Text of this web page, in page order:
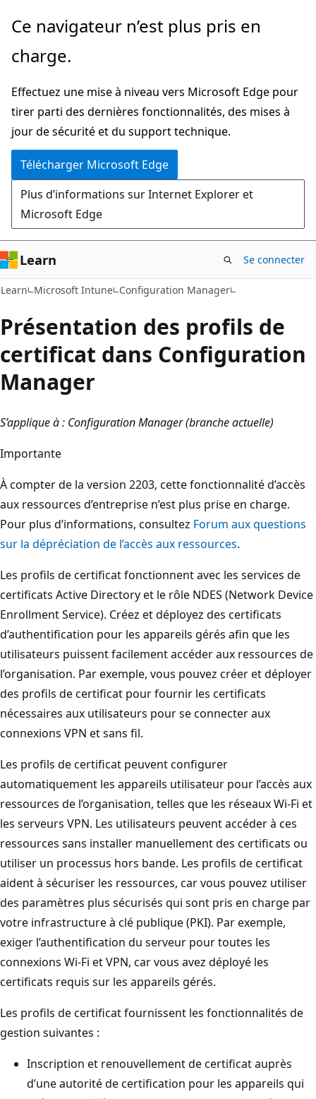
Passer
directement
au
principal
Ce navigateur n’est plus pris en
charge.
Effectuez une mise à niveau vers Microsoft Edge pour
tirer parti des dernières fonctionnalités, des mises à
jour de sécurité et du support technique.
Télécharger Microsoft Edge
Plus d’informations sur Internet Explorer et
Microsoft Edge
Learn Se connecter
Learn Microsoft Intune Configuration Manager
Présentation des profils de
certificat dans Configuration
Manager
S’applique à : Configuration Manager (branche actuelle)
Importante
À compter de la version 2203, cette fonctionnalité d’accès
aux ressources d’entreprise n’est plus prise en charge.
Pour plus d’informations, consultez Forum aux questions
sur la dépréciation de l’accès aux ressources.
Les profils de certificat fonctionnent avec les services de
certificats Active Directory et le rôle NDES (Network Device
Enrollment Service). Créez et déployez des certificats
d’authentification pour les appareils gérés afin que les
utilisateurs puissent facilement accéder aux ressources de
l’organisation. Par exemple, vous pouvez créer et déployer
des profils de certificat pour fournir les certificats
nécessaires aux utilisateurs pour se connecter aux
connexions VPN et sans fil.
Les profils de certificat peuvent configurer
automatiquement les appareils utilisateur pour l’accès aux
ressources de l’organisation, telles que les réseaux Wi-Fi et
les serveurs VPN. Les utilisateurs peuvent accéder à ces
ressources sans installer manuellement des certificats ou
utiliser un processus hors bande. Les profils de certificat
aident à sécuriser les ressources, car vous pouvez utiliser
des paramètres plus sécurisés qui sont pris en charge par
votre infrastructure à clé publique (PKI). Par exemple,
exiger l’authentification du serveur pour toutes les
connexions Wi-Fi et VPN, car vous avez déployé les
certificats requis sur les appareils gérés.
Les profils de certificat fournissent les fonctionnalités de
gestion suivantes :
Inscription et renouvellement de certificat auprès
d’une autorité de certification pour les appareils qui